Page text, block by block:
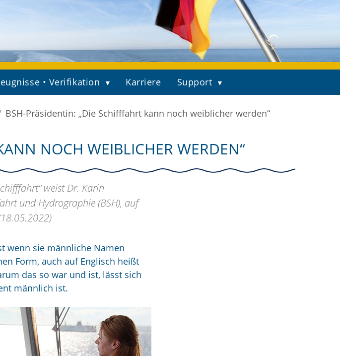
• Verifikation Karriere Support
BSH-Präsidentin: „Die Schifffahrt kann noch weiblicher werden“
NOCH WEIBLICHER WERDEN“
weist Dr. Karin
und Hydrographie (BSH), auf
wenn sie männliche Namen
Form, auch auf Englisch heißt
das so war und ist, lässt sich
männlich ist.